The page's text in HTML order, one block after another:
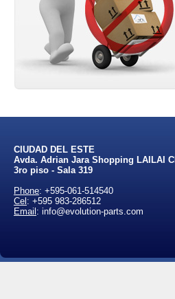
CIUDAD DEL ESTE
Avda. Adrian Jara Shopping LAILAI
3ro piso - Sala 319
Phone: +595-061-514540
Cel : +595 983-286512
Email : info@evolution-parts.com